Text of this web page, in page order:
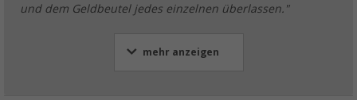
und dem Geldbeutel jedes einzelnen überlassen."
mehr anzeigen